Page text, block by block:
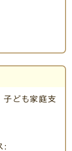
ども家庭支
: